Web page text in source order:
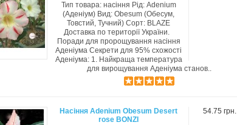
Тип товара: насіння Рід: Adenium
(Аденіум) Вид: Obesum (Обесум,
Товстий, Тучний) Сорт: BLAZE
Доставка по території України.
Поради для пророщування насіння
Аденіума Секрети для 95% схожості
Аденіума: 1. Найкраща температура
для вирощування Аденіума станов..
54.75 грн.
Насіння Adenium Obesum Desert
rose BONZI